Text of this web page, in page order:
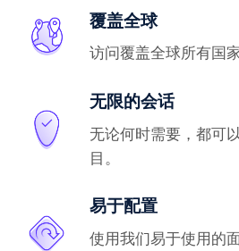
覆盖全球
访问覆盖全球所有国
无限的会话
无论何时需要，都可
目。
易于配置
使用我们易于使用的